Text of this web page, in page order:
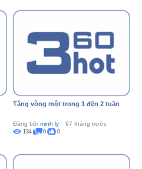
Tăng vòng một trong 1 đến 2 tuần
Đăng bởi minh ly 97 tháng trước
134 0 0